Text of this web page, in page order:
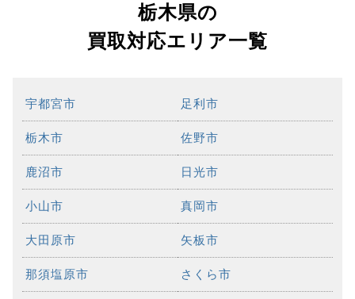
栃木県の
買取対応エリア一覧
宇都宮市 足利市
栃木市 佐野市
鹿沼市 日光市
小山市 真岡市
大田原市 矢板市
那須塩原市 さくら市